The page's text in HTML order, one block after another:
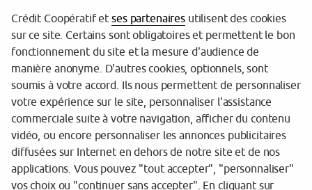
Garantie des dépôts
Protection des données personnelles
Gestion des cookies
Sécurité
Tarifs
Mentions légales
Crédit Coopératif etses partenairesutilisent des cookies
sur ce site. Certains sont obligatoires et permettent le bon
fonctionnement du site et la mesure d'audience de
manière anonyme. D'autres cookies, optionnels, sont
soumis à votre accord. Ils nous permettent de personnaliser
votre expérience sur le site, personnaliser l'assistance
commerciale suite à votre navigation, afficher du contenu
vidéo, ou encore personnaliser les annonces publicitaires
diffusées sur Internet en dehors de notre site et de nos
applications. Vous pouvez "tout accepter", "personnaliser"
vos choix ou "continuer sans accepter". En cliquant sur